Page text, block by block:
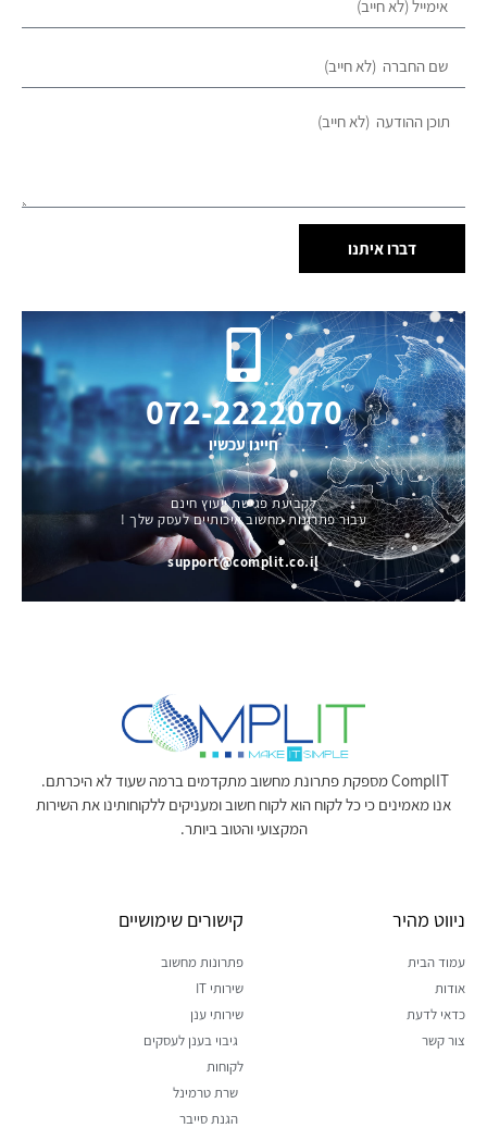
דברו איתנו
072-2222070
חייגו עכשיו
לקביעת פגישת ייעוץ חינם
עבור פתרונות מחשוב איכותיים לעסק שלך !
support@complit.co.il
ComplIT מספקת פתרונת מחשוב מתקדמים ברמה שעוד לא היכרתם.
אנו מאמינים כי כל לקוח הוא לקוח חשוב ומעניקים ללקוחותינו את השירות
המקצועי והטוב ביותר.
ניווט מהיר
עמוד הבית
אודות
כדאי לדעת
צור קשר
קישורים שימושיים
פתרונות מחשוב
שירותי IT
שירותי ענן
גיבוי בענן לעסקים
לקוחות
שרת טרמינל
הגנת סייבר